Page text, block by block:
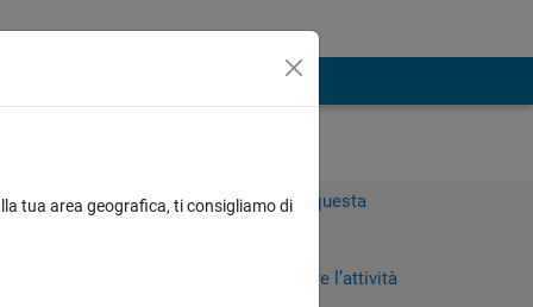
Accedi per rispondere a questa
Accedi per seguire l’attività
tua area geografica, ti consigliamo di